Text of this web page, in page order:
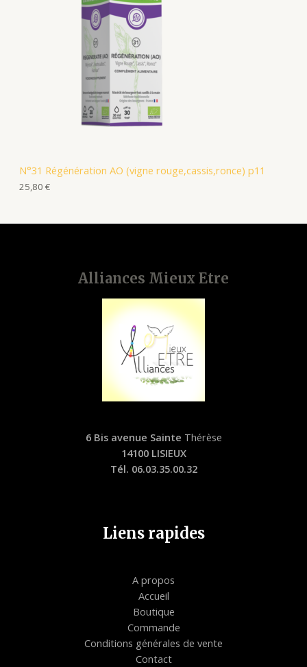
N°31 Régénération AO (vigne rouge,cassis,ronce) p11
25,80 €
Alliances Mieux Etre
6 Bis avenue Sainte Thérèse
14100 LISIEUX
Tél. 06.03.35.00.32
Liens rapides
A propos
Accueil
Boutique
Commande
Conditions générales de vente
Contact